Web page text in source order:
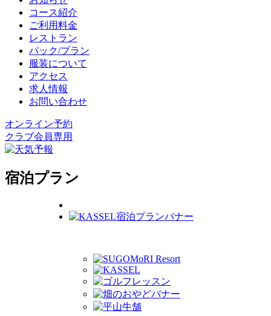
コース紹介
ご利用料金
レストラン
パック/プラン
服装について
アクセス
求人情報
お問い合わせ
オンライン予約
クラブ会員専用
宿泊プラン